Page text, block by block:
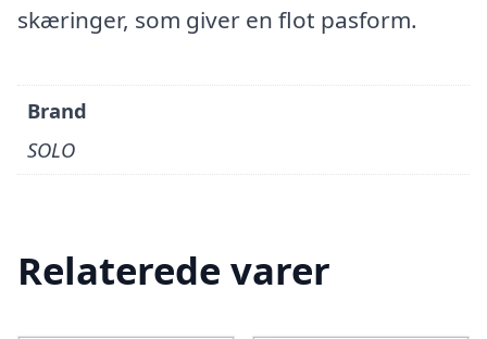
skæringer, som giver en flot pasform.
Brand
SOLO
Relaterede varer